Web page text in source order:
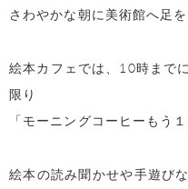
さわやかな朝に美術館へ足
絵本カフェでは、10時まで
限り
「モーニングコーヒーもう
絵本の読み聞かせや手遊び